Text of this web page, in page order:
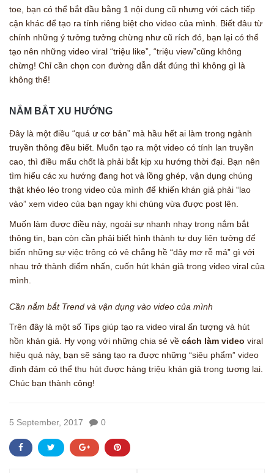
toe, bạn có thể bắt đầu bằng 1 nội dung cũ nhưng với cách tiếp
cận khác để tạo ra tính riêng biệt cho video của mình. Biết đâu từ
chính những ý tưởng tưởng chừng như cũ rích đó, bạn lại có thể
tạo nên những video viral “triệu like”, “triệu view”cũng không
chừng! Chỉ cần chọn con đường dẫn dắt đúng thì không gì là
không thể!
NẮM BẮT XU HƯỚNG
Đây là một điều “quá ư cơ bản” mà hầu hết ai làm trong ngành
truyền thông đều biết. Muốn tạo ra một video có tính lan truyền
cao, thì điều mấu chốt là phải bắt kịp xu hướng thời đại. Bạn nên
tìm hiểu các xu hướng đang hot và lồng ghép, vận dụng chúng
thật khéo léo trong video của mình để khiến khán giả phải “lao
vào” xem video của bạn ngay khi chúng vừa được post lên.
Muốn làm được điều này, ngoài sự nhanh nhạy trong nắm bắt
thông tin, bạn còn cần phải biết hình thành tư duy liên tưởng để
biến những sự việc trông có vẻ chẳng hề “dây mơ rễ má” gì với
nhau trở thành điểm nhấn, cuốn hút khán giả trong video viral của
mình.
Cần nắm bắt Trend và vận dụng vào video của mình
Trên đây là một số Tips giúp tạo ra video viral ấn tượng và hút
hồn khán giả. Hy vọng với những chia sẻ về cách làm video viral
hiệu quả này, bạn sẽ sáng tạo ra được những “siêu phẩm” video
đình đám có thể thu hút được hàng triệu khán giả trong tương lai.
Chúc bạn thành công!
5 September, 2017 0